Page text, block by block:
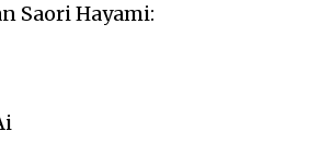
Saori Hayami: